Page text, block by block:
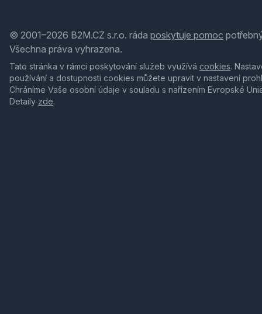
© 2001–2026 B2M.CZ s.r.o. ráda poskytuje pomoc
Všechna práva vyhrazena.
Tato stránka v rámci poskytování služeb využívá cookies.
používání a dostupnosti cookies můžete upravit v nastavení
Chráníme Vaše osobní údaje v souladu s nařízením Evropské
Detaily zde.